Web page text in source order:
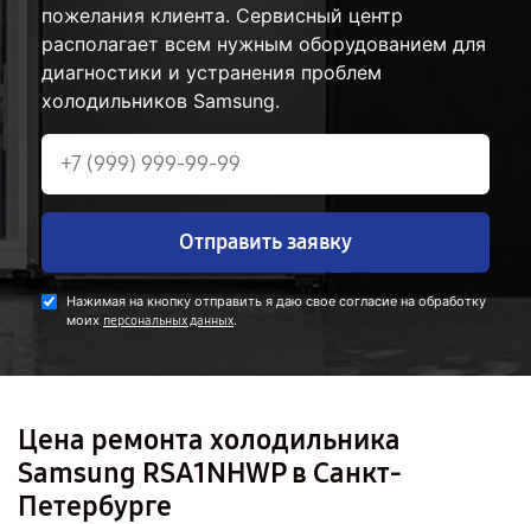
пожелания клиента. Сервисный центр
располагает всем нужным оборудованием для
диагностики и устранения проблем
холодильников Samsung.
Отправить заявку
Нажимая на кнопку отправить я даю свое согласие на обработку
моих персональных данных.
Цена ремонта холодильника
Samsung RSA1NHWP в Санкт-
Петербурге